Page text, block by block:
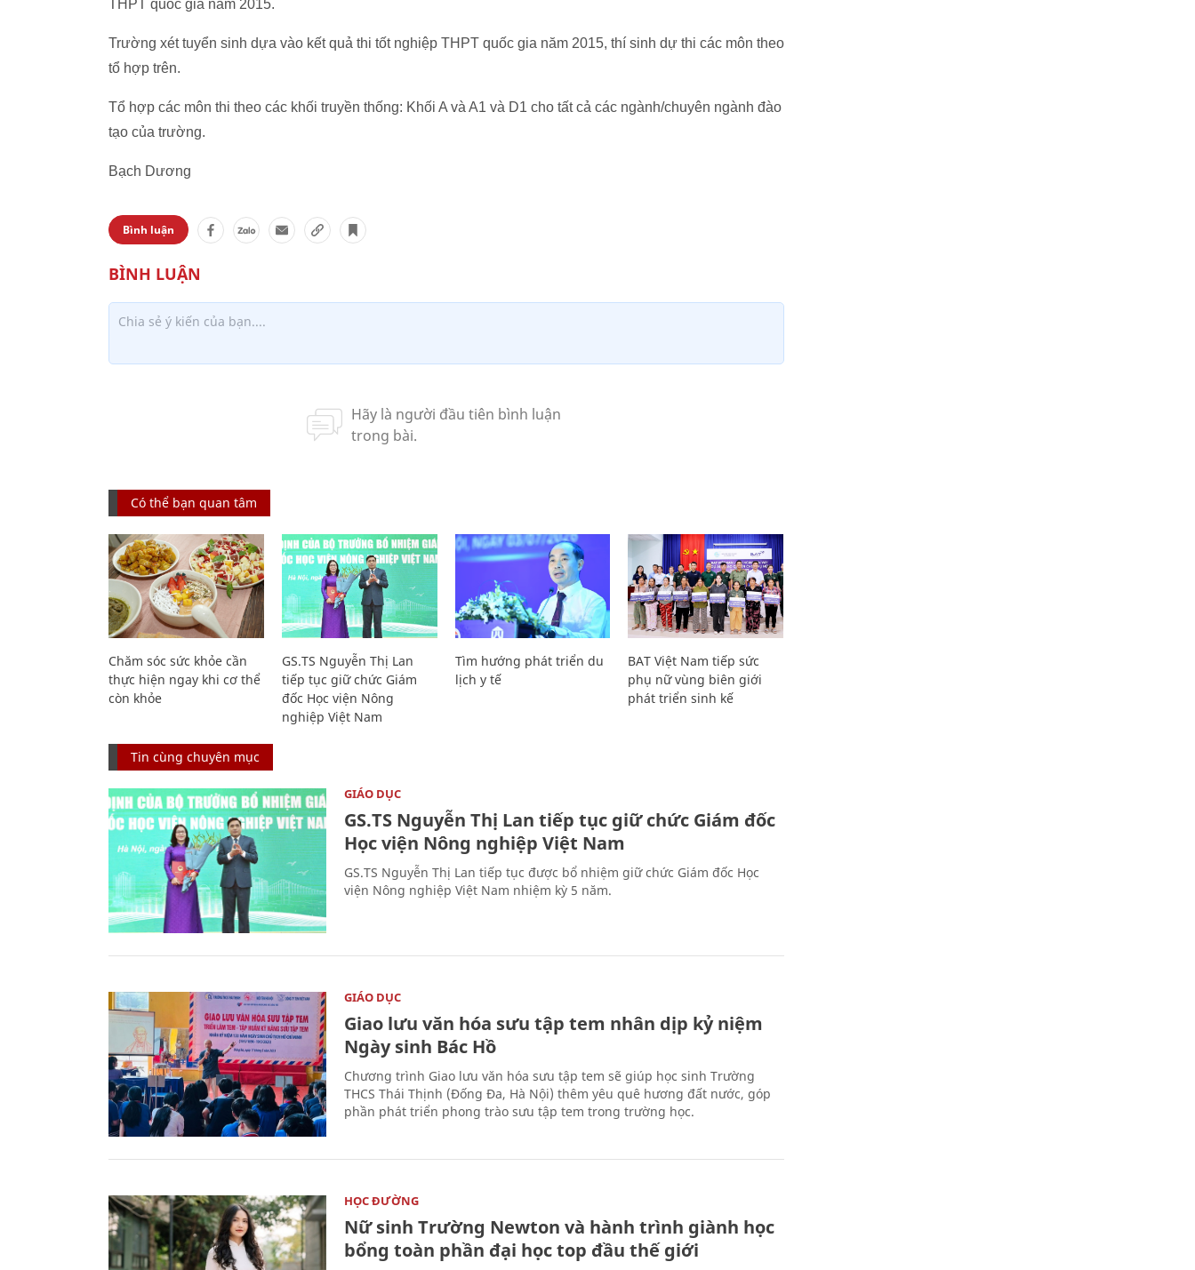
THPT quốc gia năm 2015.
Trường xét tuyển sinh dựa vào kết quả thi tốt nghiệp THPT quốc gia năm 2015, thí sinh dự thi các môn theo
tổ hợp trên.
Tổ hợp các môn thi theo các khối truyền thống: Khối A và A1 và D1 cho tất cả các ngành/chuyên ngành đào
tạo của trường.
Bạch Dương
Bình luận
Có thể bạn quan tâm
Chăm sóc sức khỏe cần
thực hiện ngay khi cơ thể
còn khỏe
GS.TS Nguyễn Thị Lan
tiếp tục giữ chức Giám
đốc Học viện Nông
nghiệp Việt Nam
Tìm hướng phát triển du
lịch y tế
BAT Việt Nam tiếp sức
phụ nữ vùng biên giới
phát triển sinh kế
Tin cùng chuyên mục
GIÁO DỤC
GS.TS Nguyễn Thị Lan tiếp tục giữ chức Giám đốc
Học viện Nông nghiệp Việt Nam
GS.TS Nguyễn Thị Lan tiếp tục được bổ nhiệm giữ chức Giám đốc Học
viện Nông nghiệp Việt Nam nhiệm kỳ 5 năm.
GIÁO DỤC
Giao lưu văn hóa sưu tập tem nhân dịp kỷ niệm
Ngày sinh Bác Hồ
Chương trình Giao lưu văn hóa sưu tập tem sẽ giúp học sinh Trường
THCS Thái Thịnh (Đống Đa, Hà Nội) thêm yêu quê hương đất nước, góp
phần phát triển phong trào sưu tập tem trong trường học.
HỌC ĐƯỜNG
Nữ sinh Trường Newton và hành trình giành học
bổng toàn phần đại học top đầu thế giới